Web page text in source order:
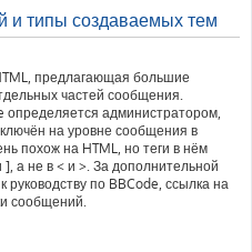
и типы создаваемых тем
предлагающая большие
частей сообщения.
определяется администратором,
на уровне сообщения в
похож на HTML, но теги в нём
а не в < и >. За дополнительной
по BBCode, ссылка на
сообщений.